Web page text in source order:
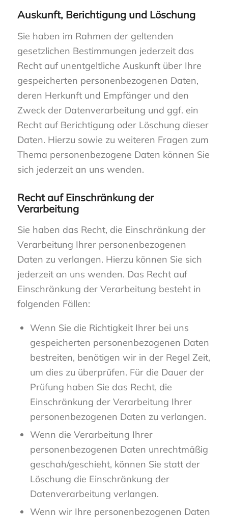
Auskunft, Berichtigung und Löschung
Sie haben im Rahmen der geltenden
gesetzlichen Bestimmungen jederzeit das
Recht auf unentgeltliche Auskunft über Ihre
gespeicherten personenbezogenen Daten,
deren Herkunft und Empfänger und den
Zweck der Datenverarbeitung und ggf. ein
Recht auf Berichtigung oder Löschung dieser
Daten. Hierzu sowie zu weiteren Fragen zum
Thema personenbezogene Daten können Sie
sich jederzeit an uns wenden.
Recht auf Einschränkung der
Verarbeitung
Sie haben das Recht, die Einschränkung der
Verarbeitung Ihrer personenbezogenen
Daten zu verlangen. Hierzu können Sie sich
jederzeit an uns wenden. Das Recht auf
Einschränkung der Verarbeitung besteht in
folgenden Fällen:
Wenn Sie die Richtigkeit Ihrer bei uns
gespeicherten personenbezogenen Daten
bestreiten, benötigen wir in der Regel Zeit,
um dies zu überprüfen. Für die Dauer der
Prüfung haben Sie das Recht, die
Einschränkung der Verarbeitung Ihrer
personenbezogenen Daten zu verlangen.
Wenn die Verarbeitung Ihrer
personenbezogenen Daten unrechtmäßig
geschah/geschieht, können Sie statt der
Löschung die Einschränkung der
Datenverarbeitung verlangen.
Wenn wir Ihre personenbezogenen Daten